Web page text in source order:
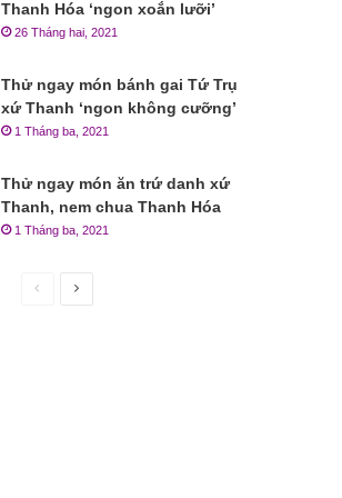
Thanh Hóa ‘ngon xoắn lưỡi’
26 Tháng hai, 2021
Thử ngay món bánh gai Tứ Trụ
xứ Thanh ‘ngon không cưỡng’
1 Tháng ba, 2021
Thử ngay món ăn trứ danh xứ
Thanh, nem chua Thanh Hóa
1 Tháng ba, 2021
Trang